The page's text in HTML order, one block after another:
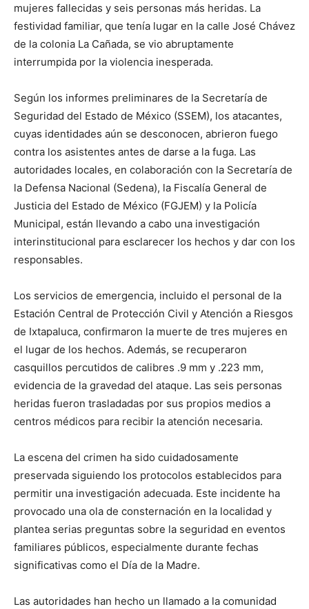
mujeres fallecidas y seis personas más heridas. La
festividad familiar, que tenía lugar en la calle José Chávez
de la colonia La Cañada, se vio abruptamente
interrumpida por la violencia inesperada.
Según los informes preliminares de la Secretaría de
Seguridad del Estado de México (SSEM), los atacantes,
cuyas identidades aún se desconocen, abrieron fuego
contra los asistentes antes de darse a la fuga. Las
autoridades locales, en colaboración con la Secretaría de
la Defensa Nacional (Sedena), la Fiscalía General de
Justicia del Estado de México (FGJEM) y la Policía
Municipal, están llevando a cabo una investigación
interinstitucional para esclarecer los hechos y dar con los
responsables.
Los servicios de emergencia, incluido el personal de la
Estación Central de Protección Civil y Atención a Riesgos
de Ixtapaluca, confirmaron la muerte de tres mujeres en
el lugar de los hechos. Además, se recuperaron
casquillos percutidos de calibres .9 mm y .223 mm,
evidencia de la gravedad del ataque. Las seis personas
heridas fueron trasladadas por sus propios medios a
centros médicos para recibir la atención necesaria.
La escena del crimen ha sido cuidadosamente
preservada siguiendo los protocolos establecidos para
permitir una investigación adecuada. Este incidente ha
provocado una ola de consternación en la localidad y
plantea serias preguntas sobre la seguridad en eventos
familiares públicos, especialmente durante fechas
significativas como el Día de la Madre.
Las autoridades han hecho un llamado a la comunidad